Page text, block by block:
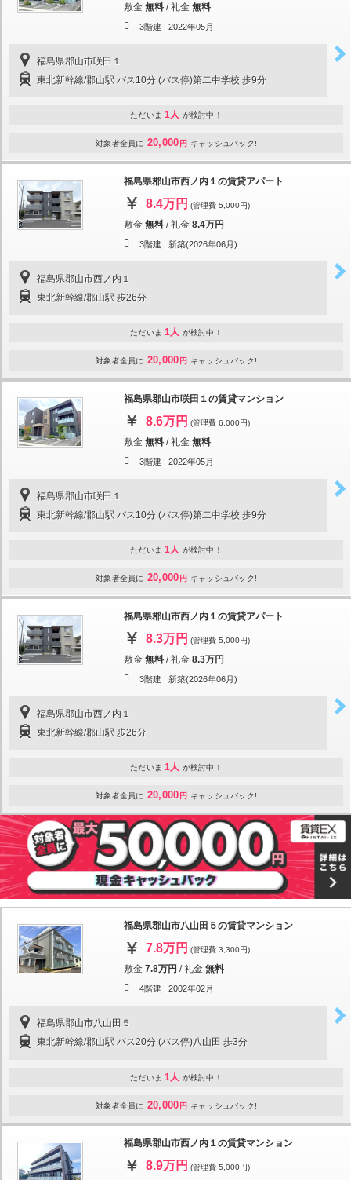
敷金 無料 /礼金 無料
3階建 | 2022年05月
福島県郡山市咲田１
東北新幹線/郡山駅 バス10分 (バス停)第二中学校 歩9分
ただいま 1人 が検討中！
対象者全員に 20,000 円 キャッシュバック!
福島県郡山市西ノ内１の賃貸アパート
8.4万円 (管理費 5,000円)
敷金 無料 /礼金 8.4万円
3階建 | 新築(2026年06月)
福島県郡山市西ノ内１
東北新幹線/郡山駅 歩26分
ただいま 1人 が検討中！
対象者全員に 20,000 円 キャッシュバック!
福島県郡山市咲田１の賃貸マンション
8.6万円 (管理費 6,000円)
敷金 無料 /礼金 無料
3階建 | 2022年05月
福島県郡山市咲田１
東北新幹線/郡山駅 バス10分 (バス停)第二中学校 歩9分
ただいま 1人 が検討中！
対象者全員に 20,000 円 キャッシュバック!
福島県郡山市西ノ内１の賃貸アパート
8.3万円 (管理費 5,000円)
敷金 無料 /礼金 8.3万円
3階建 | 新築(2026年06月)
福島県郡山市西ノ内１
東北新幹線/郡山駅 歩26分
ただいま 1人 が検討中！
対象者全員に 20,000 円 キャッシュバック!
福島県郡山市八山田５の賃貸マンション
7.8万円 (管理費 3,300円)
敷金 7.8万円 /礼金 無料
4階建 | 2002年02月
福島県郡山市八山田５
東北新幹線/郡山駅 バス20分 (バス停)八山田 歩3分
ただいま 1人 が検討中！
対象者全員に 20,000 円 キャッシュバック!
福島県郡山市西ノ内１の賃貸マンション
8.9万円 (管理費 5,000円)